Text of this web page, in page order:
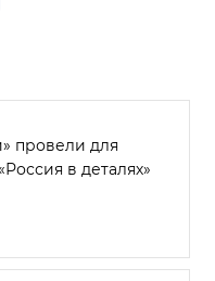
провели для
в деталях»